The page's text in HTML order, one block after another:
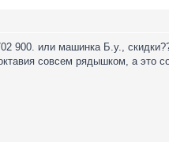
900. или машинка Б.у.,
совсем рядышком, а это